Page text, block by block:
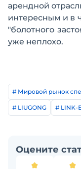
арендной
интересным и в
"болотного
уже неплохо.
# Мировой рынок
# LIUGONG # LINK-
Оцените